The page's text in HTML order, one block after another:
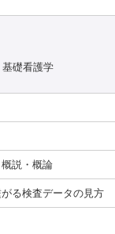
礎看護学
説・概論
る検査データの見方